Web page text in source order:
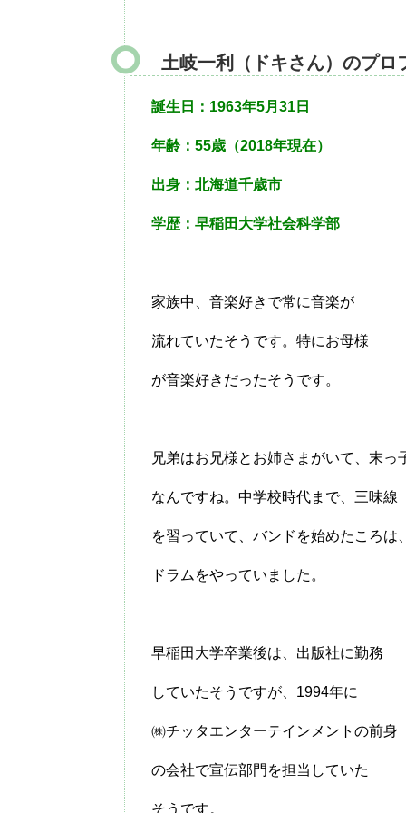
土岐一利（ドキさん）のプロ
誕生日：1963年5月31日
年齢：55歳（2018年現在）
出身：北海道千歳市
学歴：早稲田大学社会科学部
家族中、音楽好きで常に音楽が
流れていたそうです。特にお母様
が音楽好きだったそうです。
兄弟はお兄様とお姉さまがいて、末っ
なんですね。中学校時代まで、三味線
を習っていて、バンドを始めたころは
ドラムをやっていました。
早稲田大学卒業後は、出版社に勤務
していたそうですが、1994年に
㈱チッタエンターテインメントの前身
の会社で宣伝部門を担当していた
そうです。